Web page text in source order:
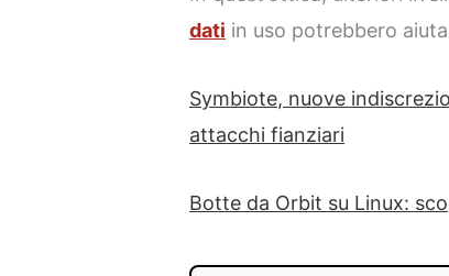
dati in uso potrebbero
Symbiote, nuove
attacchi fianziari
Botte da Orbit su Linux: